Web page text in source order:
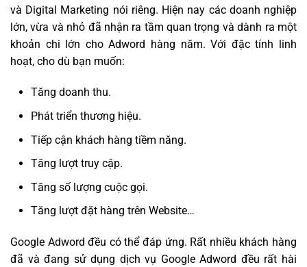
và Digital Marketing nói riêng. Hiện nay các doanh nghiệp
lớn, vừa và nhỏ đã nhận ra tầm quan trọng và dành ra một
khoản chi lớn cho Adword hàng năm. Với đặc tính linh
hoạt, cho dù bạn muốn:
Tăng doanh thu.
Phát triển thương hiệu.
Tiếp cận khách hàng tiềm năng.
Tăng lượt truy cập.
Tăng số lượng cuộc gọi.
Tăng lượt đặt hàng trên Website…
Google Adword đều có thể đáp ứng. Rất nhiều khách hàng
đã và đang sử dụng dịch vụ Google Adword đều rất hài